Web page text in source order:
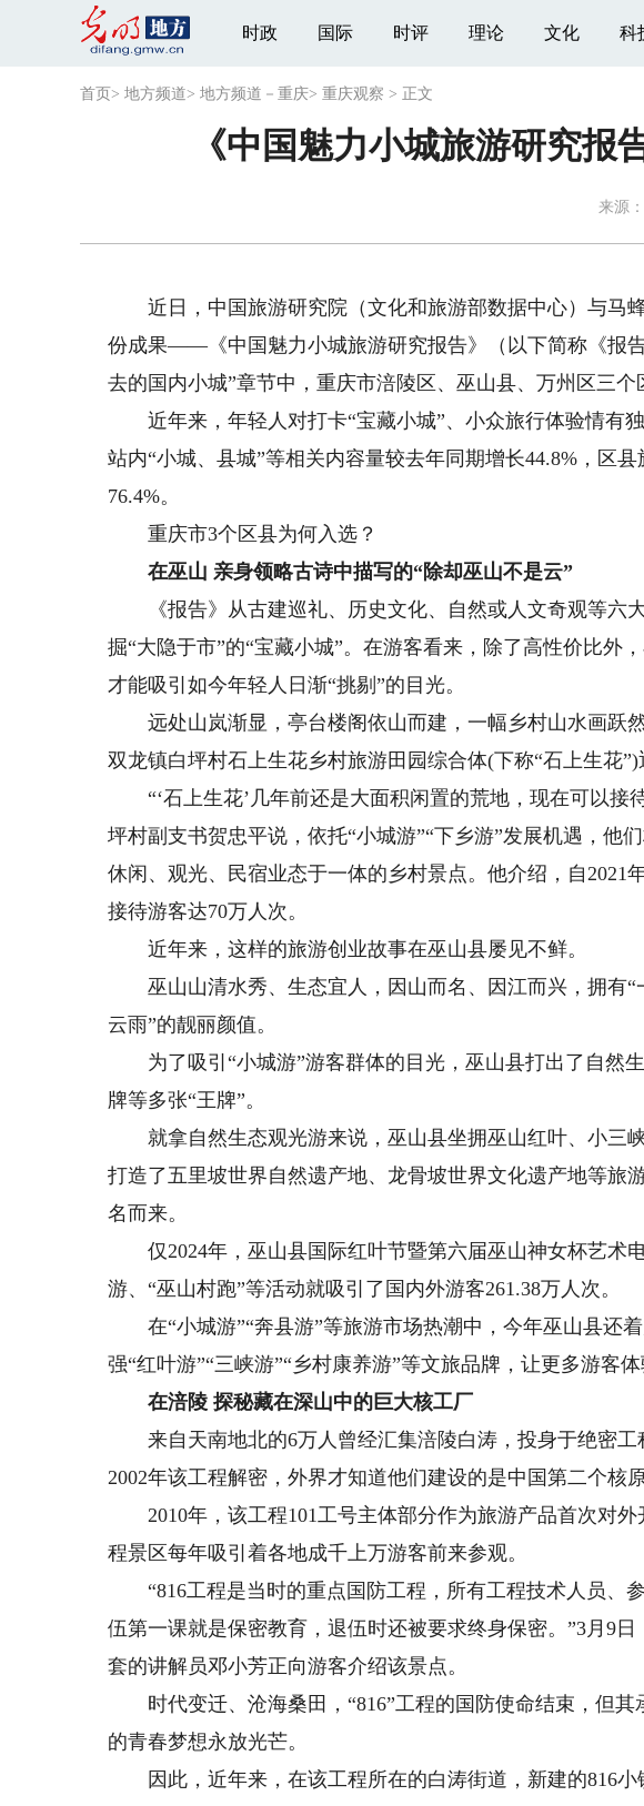
时政 国际 时评 理论 文化 科
首页 > 地方频道> 地方频道－重庆> 重庆观察 > 正文
《中国魅力小城旅游研究报
来源：
近日，中国旅游研究院（文化和旅游部数据中心）与马
份成果——《中国魅力小城旅游研究报告》（以下简称《报
去的国内小城”章节中，重庆市涪陵区、巫山县、万州区三个
近年来，年轻人对打卡“宝藏小城”、小众旅行体验情有
站内“小城、县城”等相关内容量较去年同期增长44.8%，区
76.4%。
重庆市3个区县为何入选？
在巫山 亲身领略古诗中描写的“除却巫山不是云”
《报告》从古建巡礼、历史文化、自然或人文奇观等六
掘“大隐于市”的“宝藏小城”。在游客看来，除了高性价比外
才能吸引如今年轻人日渐“挑剔”的目光。
远处山岚渐显，亭台楼阁依山而建，一幅乡村山水画跃
双龙镇白坪村石上生花乡村旅游田园综合体(下称“石上生花”)
“‘石上生花’几年前还是大面积闲置的荒地，现在可以接
坪村副支书贺忠平说，依托“小城游”“下乡游”发展机遇，他
休闲、观光、民宿业态于一体的乡村景点。他介绍，自2021
接待游客达70万人次。
近年来，这样的旅游创业故事在巫山县屡见不鲜。
巫山山清水秀、生态宜人，因山而名、因江而兴，拥有“
云雨”的靓丽颜值。
为了吸引“小城游”游客群体的目光，巫山县打出了自然
牌等多张“王牌”。
就拿自然生态观光游来说，巫山县坐拥巫山红叶、小三
打造了五里坡世界自然遗产地、龙骨坡世界文化遗产地等旅
名而来。
仅2024年，巫山县国际红叶节暨第六届巫山神女杯艺术电
游、“巫山村跑”等活动就吸引了国内外游客261.38万人次。
在“小城游”“奔县游”等旅游市场热潮中，今年巫山县还
强“红叶游”“三峡游”“乡村康养游”等文旅品牌，让更多游客
在涪陵 探秘藏在深山中的巨大核工厂
来自天南地北的6万人曾经汇集涪陵白涛，投身于绝密工
2002年该工程解密，外界才知道他们建设的是中国第二个核
2010年，该工程101工号主体部分作为旅游产品首次对外
程景区每年吸引着各地成千上万游客前来参观。
“816工程是当时的重点国防工程，所有工程技术人员、
伍第一课就是保密教育，退伍时还被要求终身保密。”3月9
套的讲解员邓小芳正向游客介绍该景点。
时代变迁、沧海桑田，“816”工程的国防使命结束，但其
的青春梦想永放光芒。
因此，近年来，在该工程所在的白涛街道，新建的816小